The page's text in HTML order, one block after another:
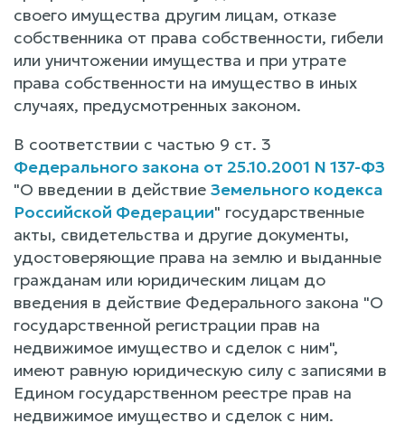
своего имущества другим лицам, отказе
собственника от права собственности, гибели
или уничтожении имущества и при утрате
права собственности на имущество в иных
случаях, предусмотренных законом.
В соответствии с частью 9 ст. 3
Федерального закона от 25.10.2001 N 137-ФЗ
"О введении в действие Земельного кодекса
Российской Федерации" государственные
акты, свидетельства и другие документы,
удостоверяющие права на землю и выданные
гражданам или юридическим лицам до
введения в действие Федерального закона "О
государственной регистрации прав на
недвижимое имущество и сделок с ним",
имеют равную юридическую силу с записями в
Едином государственном реестре прав на
недвижимое имущество и сделок с ним.